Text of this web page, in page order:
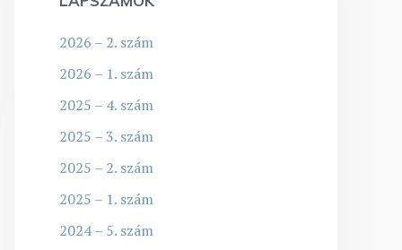
2026 – 2. szám
2026 – 1. szám
2025 – 4. szám
2025 – 3. szám
2025 – 2. szám
2025 – 1. szám
2024 – 5. szám